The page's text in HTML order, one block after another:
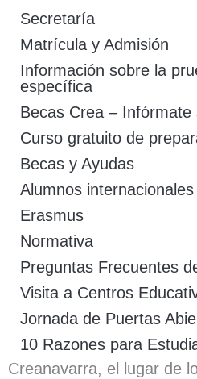
Secretaría
Matrícula y Admisión
Información sobre la
específica
Becas Crea – Infórmate
Curso gratuito de
Becas y Ayudas
Alumnos
Erasmus
Normativa
Preguntas Frecuentes
Visita a Centros
Jornada de Puertas
10 Razones para
Creanavarra, el lugar de